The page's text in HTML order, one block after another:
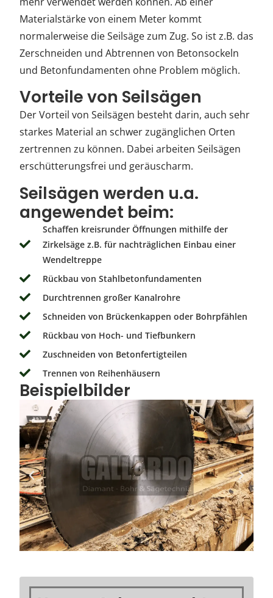
Materialstärke von einem Meter kommt
normalerweise die Seilsäge zum Zug. So ist z.B. das
Zerschneiden und Abtrennen von Betonsockeln
und Betonfundamenten ohne Problem möglich.
Vorteile von Seilsägen
Der Vorteil von Seilsägen besteht darin, auch sehr
starkes Material an schwer zugänglichen Orten
zertrennen zu können. Dabei arbeiten Seilsägen
erschütterungsfrei und geräuscharm.
Seilsägen werden u.a.
angewendet beim:
Schaffen kreisrunder Öffnungen mithilfe der
Zirkelsäge z.B. für nachträglichen Einbau einer
Wendeltreppe
Rückbau von Stahlbetonfundamenten
Durchtrennen großer Kanalrohre
Schneiden von Brückenkappen oder Bohrpfählen
Rückbau von Hoch- und Tiefbunkern
Zuschneiden von Betonfertigteilen
Trennen von Reihenhäusern
Beispielbilder